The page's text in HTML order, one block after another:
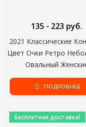
2021 Классические
Цвет Очки Ретро
Овальный
Sungalsses Бренд
Металла
135 - 223 руб.
ПОДРОБНЕЕ
Бесплатная доставка!